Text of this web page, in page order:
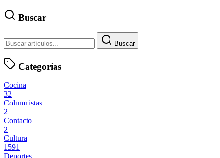
Buscar
Buscar
Categorías
Cocina
32
Columnistas
2
Contacto
2
Cultura
1591
Deportes